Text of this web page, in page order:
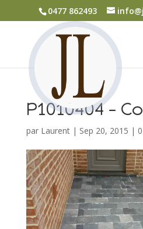
0477 862493
P1010404 –
par Laurent| Sep 20, 2015 |